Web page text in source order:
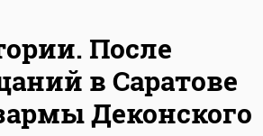
После
в Саратове
Деконского